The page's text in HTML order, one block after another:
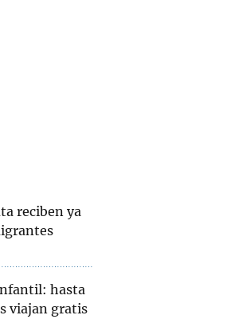
reciben ya
hasta
viajan gratis